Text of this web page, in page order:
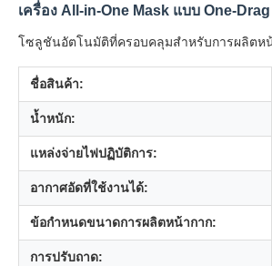
เครื่อง All-in-One Mask แบบ One-
โซลูชันอัตโนมัติที่ครอบคลุมสำหรับการผลิตห
ชื่อสินค้า:
น้ำหนัก:
แหล่งจ่ายไฟปฏิบัติการ:
อากาศอัดที่ใช้งานได้:
ข้อกำหนดขนาดการผลิตหน้ากาก:
การปรับถาด: